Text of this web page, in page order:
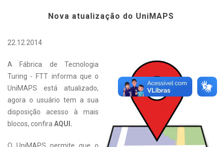
Nova atualização do UniMAPS
22.12.2014
A Fábrica de Tecnologia
Turing - FTT informa que o
UniMAPS está atualizado,
agora o usuário tem a sua
disposição acesso à mais
blocos, confira AQUI.
O UniMAPS permite que o